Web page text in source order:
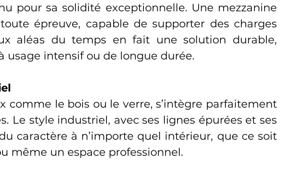
pour sa solidité exceptionnelle. Une mezzanine
épreuve, capable de supporter des charges
aléas du temps en fait une solution durable,
usage intensif ou de longue durée.
comme le bois ou le verre, s’intègre parfaitement
Le style industriel, avec ses lignes épurées et ses
caractère à n’importe quel intérieur, que ce soit
même un espace professionnel.